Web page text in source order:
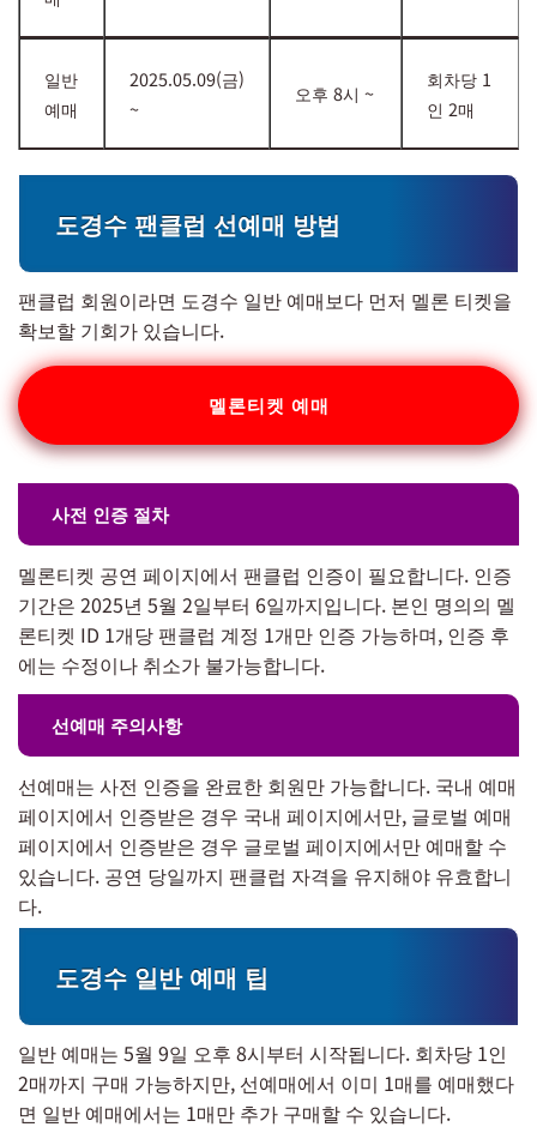
일반
예매
2025.05.09(금)
~
오후 8시 ~
회차당 1
인 2매
도경수 팬클럽 선예매 방법
팬클럽 회원이라면 도경수 일반 예매보다 먼저 멜론 티켓을
확보할 기회가 있습니다.
멜론티켓 예매
사전 인증 절차
멜론티켓 공연 페이지에서 팬클럽 인증이 필요합니다. 인증
기간은 2025년 5월 2일부터 6일까지입니다. 본인 명의의 멜
론티켓 ID 1개당 팬클럽 계정 1개만 인증 가능하며, 인증 후
에는 수정이나 취소가 불가능합니다.
선예매 주의사항
선예매는 사전 인증을 완료한 회원만 가능합니다. 국내 예매
페이지에서 인증받은 경우 국내 페이지에서만, 글로벌 예매
페이지에서 인증받은 경우 글로벌 페이지에서만 예매할 수
있습니다. 공연 당일까지 팬클럽 자격을 유지해야 유효합니
다.
도경수 일반 예매 팁
일반 예매는 5월 9일 오후 8시부터 시작됩니다. 회차당 1인
2매까지 구매 가능하지만, 선예매에서 이미 1매를 예매했다
면 일반 예매에서는 1매만 추가 구매할 수 있습니다.